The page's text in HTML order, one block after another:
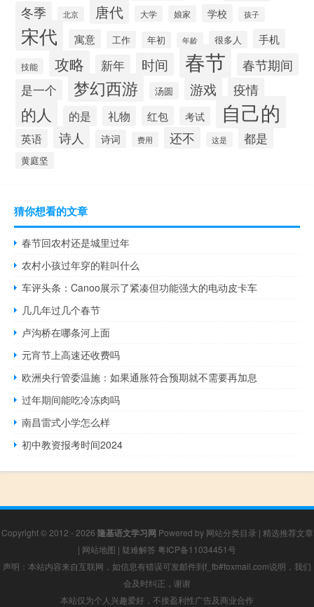
冬季 北京 唐代 大学 娘家 学校 孩子
宋代 寓意 工作 年初 年龄 很多人 手机
技能 攻略 新年 时间 春节 春节期间
是一个 梦幻西游 汤圆 游戏 疫情
的人 的是 礼物 红包 考试 自己的
英语 诗人 诗词 费用 还不 这是 都是
黄庭坚
猜你想看的文章
春节回农村还是城里过年
农村小孩过年穿的鞋叫什么
车评头条：Canoo展示了紧凑但功能强大的电动皮卡车
几几年过几个春节
卢沟桥在哪条河上面
元宵节上高速还收费吗
欧洲央行管委温施：如果通胀符合预期就不需要再加息
过年期间能吃冷冻肉吗
南昌雷式小学怎么样
初中教资报考时间2024
Copyright © 2012 - 2026 隆基语文学习网 Powered by 网站分类目录 | 精选推荐文章
| 网站地图 | 疑难解答 粤ICP备11034451号
声明：本站内容来自互联网，如信息有错误可发邮件到f_fb#foxmail.com说明，我们
会及时纠正，谢谢
本站仅为个人兴趣爱好，不接盈利性广告及商业合作